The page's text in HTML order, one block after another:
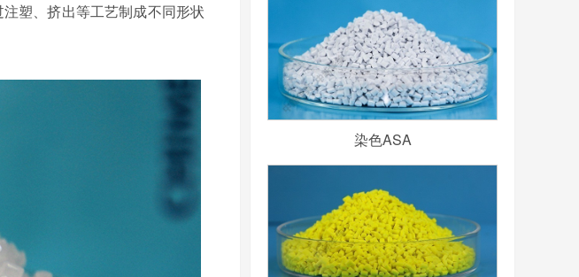
塑、挤出等工艺制成不同形状
染色ASA